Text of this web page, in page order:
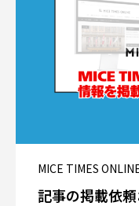
MICE TIMES
記事の掲載依